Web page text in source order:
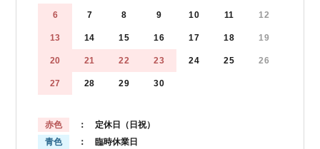
6 7 8 9 10 11 12
13 14 15 16 17 18 19
20 21 22 23 24 25 26
27 28 29 30
赤色
： 定休日（日祝）
青色
： 臨時休業日